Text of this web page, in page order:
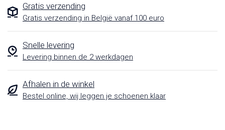
Gratis verzending
Gratis verzending in België vanaf 100 euro
Snelle levering
Levering binnen de 2 werkdagen
Afhalen in de winkel
Bestel online, wij leggen je schoenen klaar